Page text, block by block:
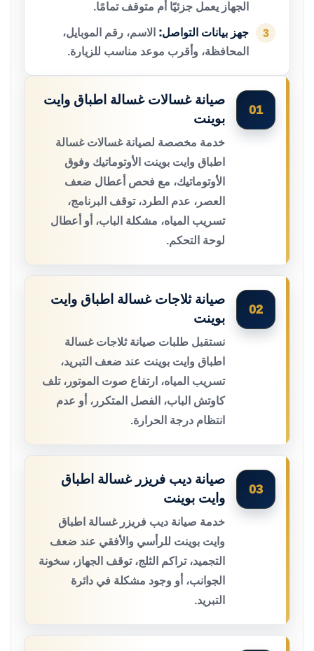
الجهاز يعمل جزئيًا أم متوقف تمامًا.
3 جهز بيانات التواصل: الاسم، رقم الموبايل،
المحافظة، وأقرب موعد مناسب للزيارة.
01
صيانة غسالات غسالة اطباق وايت
بوينت
خدمة مخصصة لصيانة غسالات غسالة
اطباق وايت بوينت الأوتوماتيك وفوق
الأوتوماتيك، مع فحص أعطال ضعف
العصر، عدم الطرد، توقف البرنامج،
تسريب المياه، مشكلة الباب، أو أعطال
لوحة التحكم.
02
صيانة ثلاجات غسالة اطباق وايت
بوينت
نستقبل طلبات صيانة ثلاجات غسالة
اطباق وايت بوينت عند ضعف التبريد،
تسريب المياه، ارتفاع صوت الموتور، تلف
كاوتش الباب، الفصل المتكرر، أو عدم
انتظام درجة الحرارة.
03
صيانة ديب فريزر غسالة اطباق
وايت بوينت
خدمة صيانة ديب فريزر غسالة اطباق
وايت بوينت للرأسي والأفقي عند ضعف
التجميد، تراكم الثلج، توقف الجهاز، سخونة
الجوانب، أو وجود مشكلة في دائرة
التبريد.